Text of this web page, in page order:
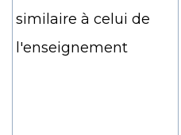
similaire à celui de
l'enseignement